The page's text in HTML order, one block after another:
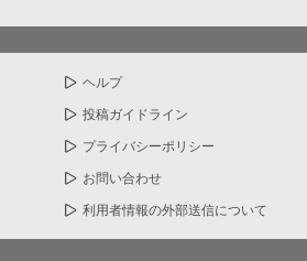
ヘルプ
投稿ガイドライン
プライバシーポリシー
お問い合わせ
利用者情報の外部送信について